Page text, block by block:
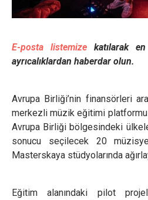
E-posta listemizekatılarak
ayrıcalıklardan haberdar olun.
Avrupa Birliği’nin finansörleri
merkezli müzik eğitimi platformu
Avrupa Birliği bölgesindeki
sonucu seçilecek 20
Masterskaya stüdyolarında
Eğitim alanındaki pilot